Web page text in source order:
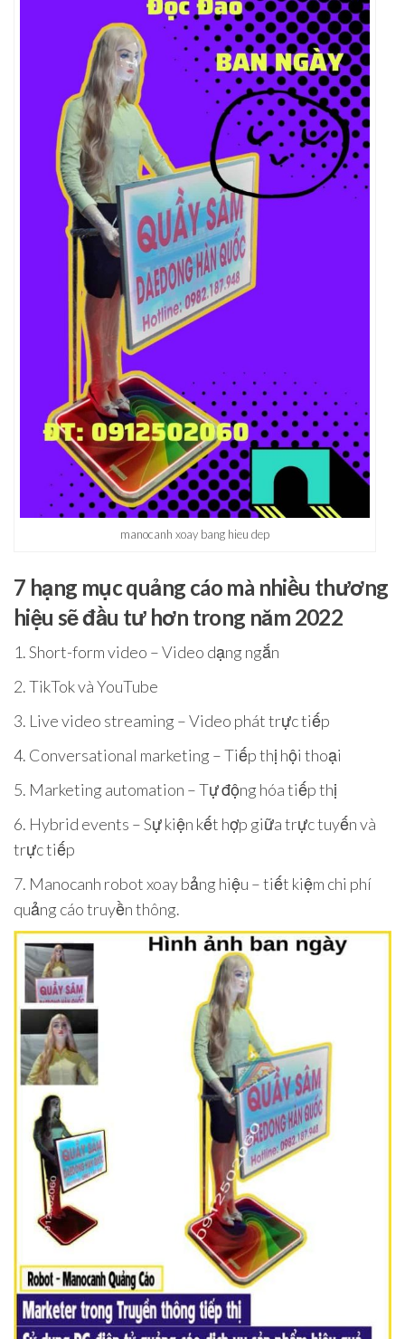
manocanh xoay bang hieu dep
7 hạng mục quảng cáo mà nhiều thương
hiệu sẽ đầu tư hơn trong năm 2022
1. Short-form video – Video dạng ngắn
2. TikTok và YouTube
3. Live video streaming – Video phát trực tiếp
4. Conversational marketing – Tiếp thị hội thoại
5. Marketing automation – Tự động hóa tiếp thị
6. Hybrid events – Sự kiện kết hợp giữa trực tuyến và
trực tiếp
7. Manocanh robot xoay bảng hiệu – tiết kiệm chi phí
quảng cáo truyền thông.